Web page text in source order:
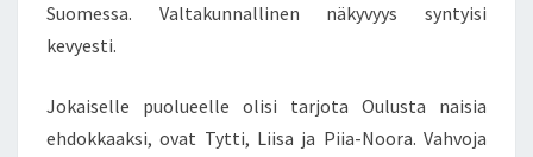
Suomessa. Valtakunnallinen näkyvyys syntyisi
kevyesti.
Jokaiselle puolueelle olisi tarjota Oulusta naisia
ehdokkaaksi, ovat Tytti, Liisa ja Piia-Noora. Vahvoja